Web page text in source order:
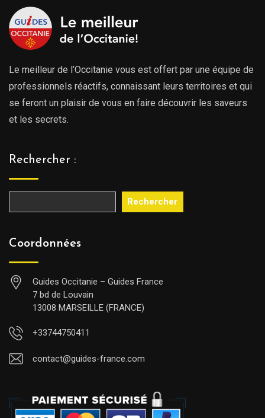
Le meilleur de l’Occitanie vous est offert par une équipe de
professionnels réactifs, connaissant leurs territoires et qui
se feront un plaisir de vous en faire découvrir les saveurs
et les secrets.
Rechercher :
Rechercher
Coordonnées
Guides Occitanie – Guides France
7 bd de Louvain
13008 MARSEILLE (FRANCE)
+33744750411
contact@guides-france.com